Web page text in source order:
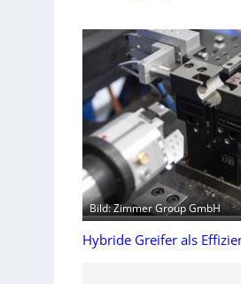
Bild: Zimmer Group GmbH
Hybride Greifer als